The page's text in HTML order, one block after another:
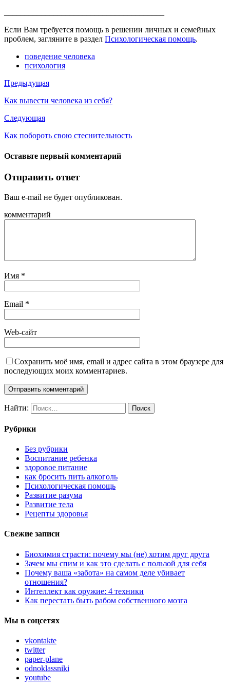
Если Вам требуется помощь в решении личных и семейных
проблем, загляните в раздел Психологическая помощь.
поведение человека
психология
Предыдущая
Как вывести человека из себя?
Следующая
Как побороть свою стеснительность
Оставьте первый комментарий
Отправить ответ
Ваш e-mail не будет опубликован.
комментарий
Имя *
Email *
Web-сайт
Сохранить моё имя, email и адрес сайта в этом браузере для
последующих моих комментариев.
Найти:
Рубрики
Без рубрики
Воспитание ребенка
здоровое питание
как бросить пить алкоголь
Психологическая помощь
Развитие разума
Развитие тела
Рецепты здоровья
Свежие записи
Биохимия страсти: почему мы (не) хотим друг друга
Зачем мы спим и как это сделать с пользой для себя
Почему ваша «забота» на самом деле убивает
отношения?
Интеллект как оружие: 4 техники
Как перестать быть рабом собственного мозга
Мы в соцсетях
vkontakte
twitter
paper-plane
odnoklassniki
youtube